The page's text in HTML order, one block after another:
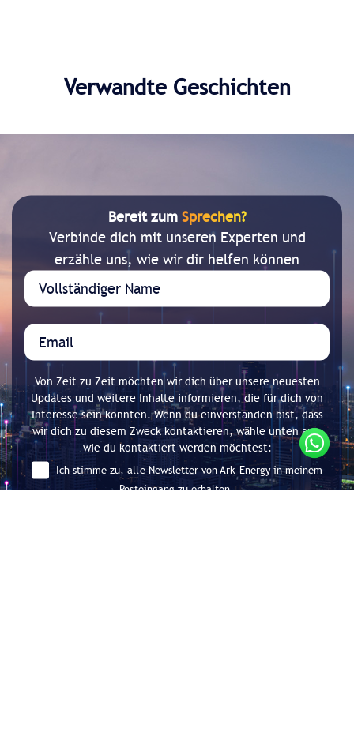
Verwandte Geschichten
Bereit zum Sprechen?
Verbinde dich mit unseren Experten und
erzähle uns, wie wir dir helfen können
Von Zeit zu Zeit möchten wir dich über unsere neuesten
Updates und weitere Inhalte informieren, die für dich von
Interesse sein könnten. Wenn du einverstanden bist, dass
wir dich zu diesem Zweck kontaktieren, wähle unten aus,
wie du kontaktiert werden möchtest:
Ich stimme zu, alle Newsletter von Ark Energy in meinem
Posteingang zu erhalten.